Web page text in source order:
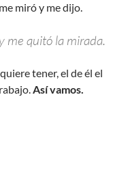
miró y me dijo.
y me quitó la mirada.
tener, el de él el
Así vamos.